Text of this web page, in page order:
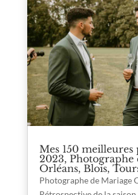
Mes 150
2023, Photographe
Orléans, Blois,
Photographe de Mariage